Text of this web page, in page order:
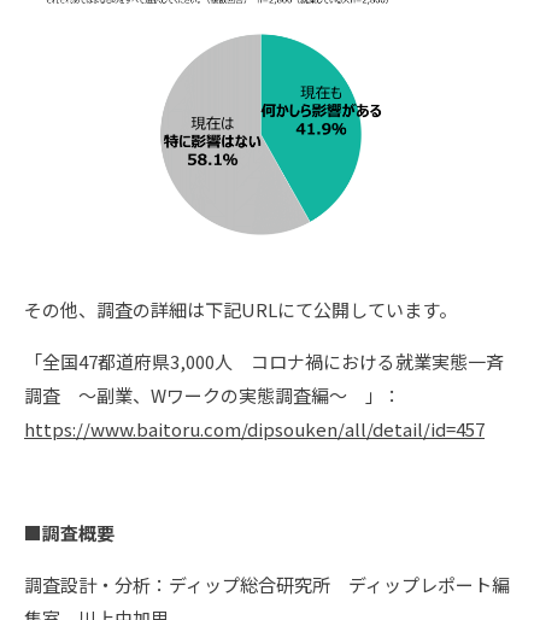
その他、調査の詳細は下記URLにて公開しています。
「全国47都道府県3,000人 コロナ禍における就業実態一斉
調査 〜副業、Wワークの実態調査編～ 」：
https://www.baitoru.com/dipsouken/all/detail/id=457
■調査概要
調査設計・分析：ディップ総合研究所 ディップレポート編